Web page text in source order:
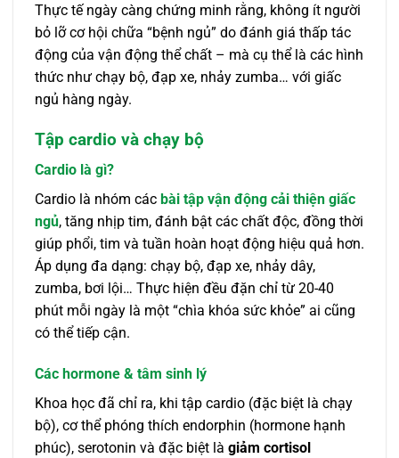
Thực tế ngày càng chứng minh rằng, không ít người
bỏ lỡ cơ hội chữa “bệnh ngủ” do đánh giá thấp tác
động của vận động thể chất – mà cụ thể là các hình
thức như chạy bộ, đạp xe, nhảy zumba… với giấc
ngủ hàng ngày.
Tập cardio và chạy bộ
Cardio là gì?
Cardio là nhóm các bài tập vận động cải thiện giấc
ngủ, tăng nhịp tim, đánh bật các chất độc, đồng thời
giúp phổi, tim và tuần hoàn hoạt động hiệu quả hơn.
Áp dụng đa dạng: chạy bộ, đạp xe, nhảy dây,
zumba, bơi lội… Thực hiện đều đặn chỉ từ 20-40
phút mỗi ngày là một “chìa khóa sức khỏe” ai cũng
có thể tiếp cận.
Các hormone & tâm sinh lý
Khoa học đã chỉ ra, khi tập cardio (đặc biệt là chạy
bộ), cơ thể phóng thích endorphin (hormone hạnh
phúc), serotonin và đặc biệt là giảm cortisol